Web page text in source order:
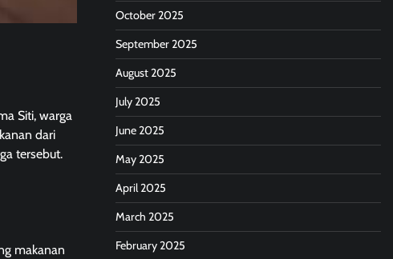
Siti, warga
dari
tersebut.
makanan
October 2025
September 2025
August 2025
July 2025
June 2025
May 2025
April 2025
March 2025
February 2025